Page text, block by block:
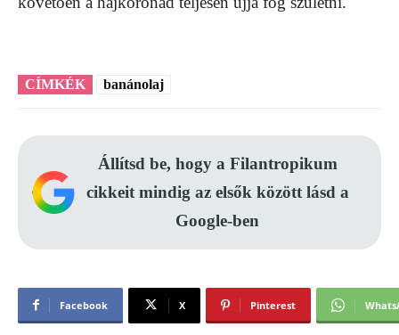
CÍMKÉK banánolaj
Állítsd be, hogy a Filantropikum
cikkeit mindig az elsők között lásd a
Google-ben
Facebook X Pinterest